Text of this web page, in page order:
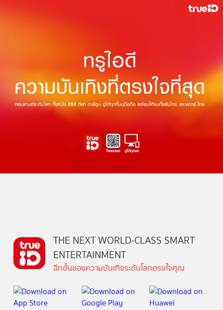
THE NEXT WORLD-CLASS SMART
ENTERTAINMENT
อีกขั้นของความบันเทิงระดับโลกตรงใจคุณ